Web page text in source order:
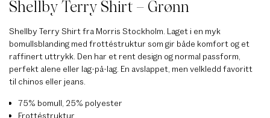
Shellby Terry Shirt – Grønn
Shellby Terry Shirt fra Morris Stockholm. Laget i en myk
bomullsblanding med frottéstruktur som gir både komfort og et
raffinert uttrykk. Den har et rent design og normal passform,
perfekt alene eller lag-på-lag. En avslappet, men velkledd favoritt
til chinos eller jeans.
75% bomull, 25% polyester
Frottéstruktur